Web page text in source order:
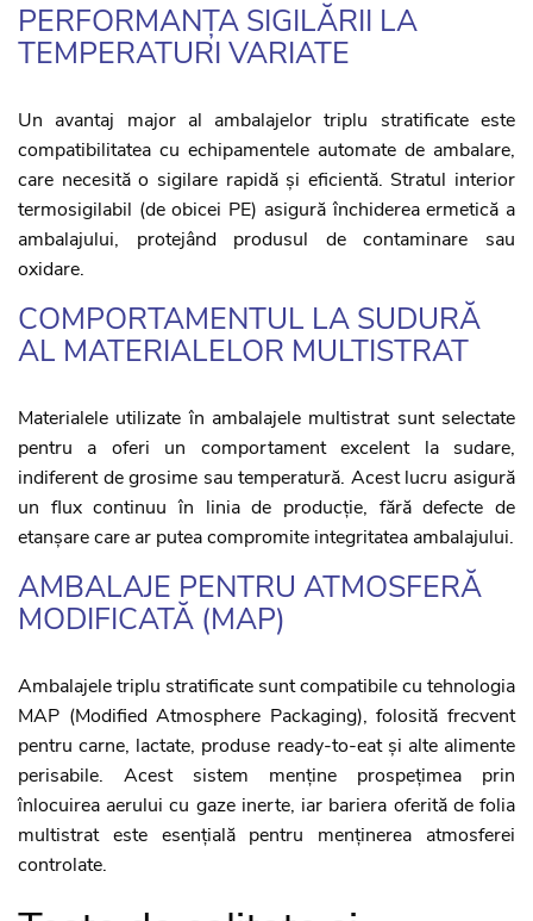
PERFORMANȚA SIGILĂRII LA
TEMPERATURI VARIATE
Un avantaj major al ambalajelor triplu stratificate este
compatibilitatea cu echipamentele automate de ambalare,
care necesită o sigilare rapidă și eficientă. Stratul interior
termosigilabil (de obicei PE) asigură închiderea ermetică a
ambalajului, protejând produsul de contaminare sau
oxidare.
COMPORTAMENTUL LA SUDURĂ
AL MATERIALELOR MULTISTRAT
Materialele utilizate în ambalajele multistrat sunt selectate
pentru a oferi un comportament excelent la sudare,
indiferent de grosime sau temperatură. Acest lucru asigură
un flux continuu în linia de producție, fără defecte de
etanșare care ar putea compromite integritatea ambalajului.
AMBALAJE PENTRU ATMOSFERĂ
MODIFICATĂ (MAP)
Ambalajele triplu stratificate sunt compatibile cu tehnologia
MAP (Modified Atmosphere Packaging), folosită frecvent
pentru carne, lactate, produse ready-to-eat și alte alimente
perisabile. Acest sistem menține prospețimea prin
înlocuirea aerului cu gaze inerte, iar bariera oferită de folia
multistrat este esențială pentru menținerea atmosferei
controlate.